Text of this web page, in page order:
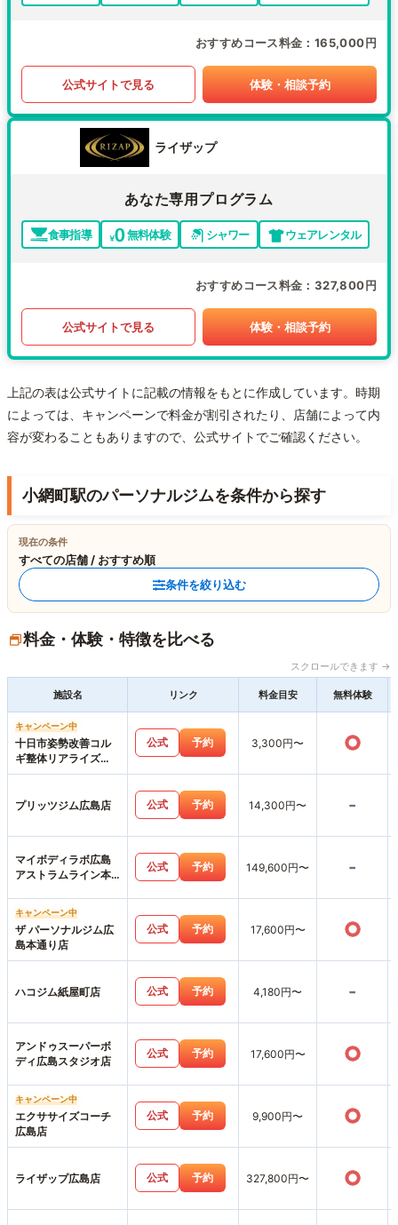
おすすめコース料金 165,000円
公式サイトで見る 体験・相談予約
ライザップ
あなた専用プログラム
食事指導 無料体験 シャワー ウェアレンタル
おすすめコース料金 327,800円
公式サイトで見る 体験・相談予約
上記の表は公式サイトに記載の情報をもとに作成しています。時期
によっては、キャンペーンで料金が割引されたり、店舗によって内
容が変わることもありますので、公式サイトでご確認ください。
小網町駅のパーソナルジムを条件から探す
現在の条件
すべての店舗 / おすすめ順
条件を絞り込む
料金・体験・特徴を比べる
スクロールできます →
施設名 リンク 料金目安 無料体験
キャンペーン中
十日市姿勢改善コル
ギ整体リアライズ
【パーソナルジムリ
公式 予約 3,300円〜 ○
プリッツジム広島店 公式 予約 14,300円〜 -
マイボディラボ広島
アストラムライン本
公式 予約 149,600円〜 -
キャンペーン中
ザ パーソナルジム広
島本通り店
公式 予約 17,600円〜 ○
ハコジム紙屋町店 公式 予約 4,180円〜 -
アンドゥスーパーボ
ディ広島スタジオ店
公式 予約 17,600円〜 ○
キャンペーン中
エクササイズコーチ
広島店
公式 予約 9,900円〜 ○
ライザップ広島店 公式 予約 327,800円〜 ○